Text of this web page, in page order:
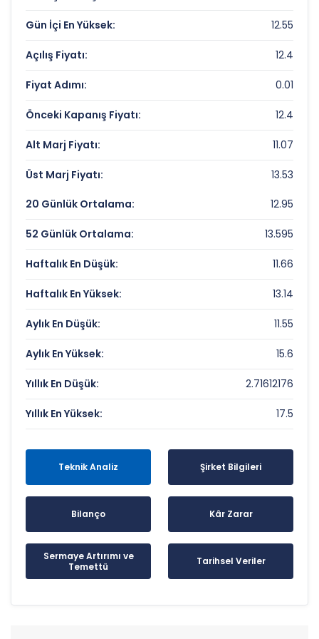
CEM ZEYTIN Rekorlar ve Önemli Seviyeler
Bugün Gördüğü En Yüksek Fiyat:
Son 1 Yılın Zirvesi:
17.5 TL
Son 1 Yılın Dibi:
2.71612176 TL
Gün İçi En Yüksek: 12.55
Açılış Fiyatı: 12.4
Fiyat Adımı: 0.01
Önceki Kapanış Fiyatı: 12.4
Alt Marj Fiyatı: 11.07
Üst Marj Fiyatı: 13.53
20 Günlük Ortalama: 12.95
52 Günlük Ortalama: 13.595
Haftalık En Düşük: 11.66
Haftalık En Yüksek: 13.14
Aylık En Düşük: 11.55
Aylık En Yüksek: 15.6
Yıllık En Düşük: 2.71612176
Yıllık En Yüksek: 17.5
Teknik Analiz Şirket Bilgileri
Bilanço Kâr Zarar
Sermaye Artırımı ve
Temettü
Tarihsel Veriler